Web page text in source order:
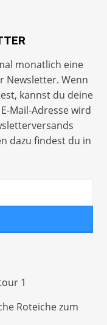
monatlich eine
Newsletter. Wenn
kannst du deine
Mail-Adresse wird
dazu findest du in
1
Roteiche zum